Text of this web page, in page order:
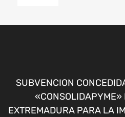
SUBVENCION
«CONSOLIDAPYME»
EXTREMADURA PARA LA